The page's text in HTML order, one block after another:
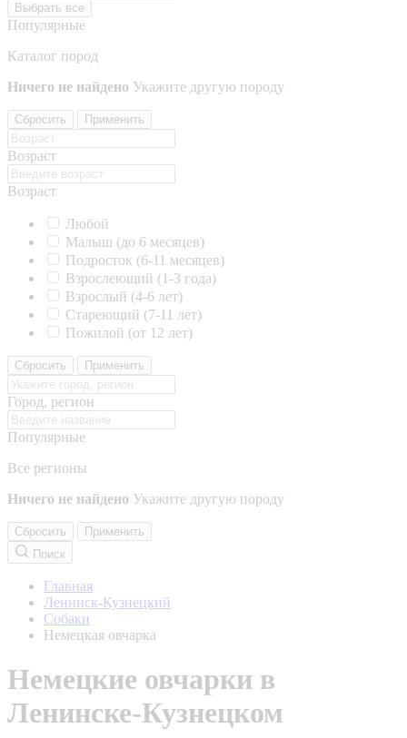
Выбрать все
Популярные
Каталог пород
Ничего не найдено Укажите другую породу
Сбросить Применить
Возраст
Возраст
Любой
Малыш (до 6 месяцев)
Подросток (6-11 месяцев)
Взрослеющий (1-3 года)
Взрослый (4-6 лет)
Стареющий (7-11 лет)
Пожилой (от 12 лет)
Сбросить Применить
Город, регион
Популярные
Все регионы
Ничего не найдено Укажите другую породу
Сбросить
Применить
Поиск
Главная
Ленинск-Кузнецкий
Собаки
Немецкая овчарка
Немецкие овчарки в
Ленинске-Кузнецком